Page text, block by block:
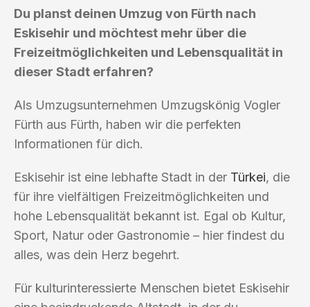
Du planst deinen Umzug von Fürth nach
Eskisehir und möchtest mehr über die
Freizeitmöglichkeiten und Lebensqualität in
dieser Stadt erfahren?
Als Umzugsunternehmen Umzugskönig Vogler
Fürth aus Fürth, haben wir die perfekten
Informationen für dich.
Eskisehir ist eine lebhafte Stadt in der Türkei, die
für ihre vielfältigen Freizeitmöglichkeiten und
hohe Lebensqualität bekannt ist. Egal ob Kultur,
Sport, Natur oder Gastronomie – hier findest du
alles, was dein Herz begehrt.
Für kulturinteressierte Menschen bietet Eskisehir